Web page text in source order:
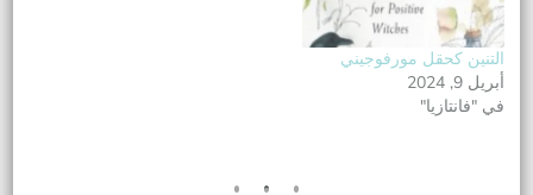
التنين كحقل مورفوجيني
أبريل 9, 2024
في "فانتازيا"